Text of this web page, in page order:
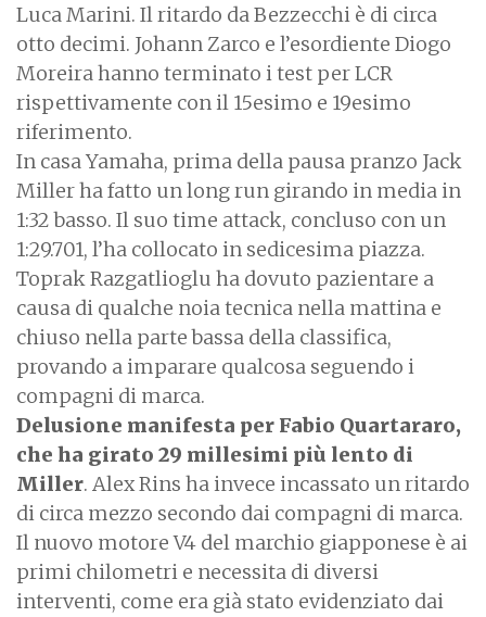
Luca Marini. Il ritardo da Bezzecchi è di circa
otto decimi. Johann Zarco e l’esordiente Diogo
Moreira hanno terminato i test per LCR
rispettivamente con il 15esimo e 19esimo
riferimento.
In casa Yamaha, prima della pausa pranzo Jack
Miller ha fatto un long run girando in media in
1:32 basso. Il suo time attack, concluso con un
1:29.701, l’ha collocato in sedicesima piazza.
Toprak Razgatlioglu ha dovuto pazientare a
causa di qualche noia tecnica nella mattina e
chiuso nella parte bassa della classifica,
provando a imparare qualcosa seguendo i
compagni di marca.
Delusione manifesta per Fabio Quartararo,
che ha girato 29 millesimi più lento di
Miller. Alex Rins ha invece incassato un ritardo
di circa mezzo secondo dai compagni di marca.
Il nuovo motore V4 del marchio giapponese è ai
primi chilometri e necessita di diversi
interventi, come era già stato evidenziato dai